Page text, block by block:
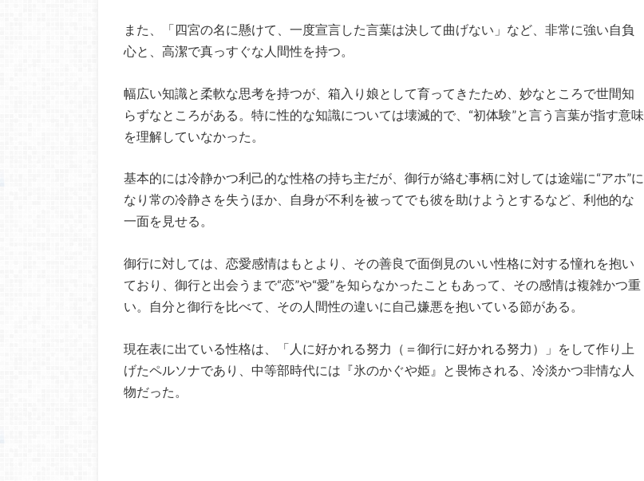
また、「四宮の名に懸けて、一度宣言した言葉は決して曲げない」など、非常に強い自負
心と、高潔で真っすぐな人間性を持つ。
幅広い知識と柔軟な思考を持つが、箱入り娘として育ってきたため、妙なところで世間知
らずなところがある。特に性的な知識については壊滅的で、“初体験”と言う言葉が指す意味
を理解していなかった。
基本的には冷静かつ利己的な性格の持ち主だが、御行が絡む事柄に対しては途端に“アホ”に
なり常の冷静さを失うほか、自身が不利を被ってでも彼を助けようとするなど、利他的な
一面を見せる。
御行に対しては、恋愛感情はもとより、その善良で面倒見のいい性格に対する憧れを抱い
ており、御行と出会うまで“恋”や“愛”を知らなかったこともあって、その感情は複雑かつ重
い。自分と御行を比べて、その人間性の違いに自己嫌悪を抱いている節がある。
現在表に出ている性格は、「人に好かれる努力（＝御行に好かれる努力）」をして作り上
げたペルソナであり、中等部時代には『氷のかぐや姫』と畏怖される、冷淡かつ非情な人
物だった。